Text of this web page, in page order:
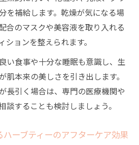
を補給します。乾燥が気になる場
合のマスクや美容液を取り入れる
ションを整えられます。
い食事や十分な睡眠も意識し、生
肌本来の美しさを引き出します。
長引く場合は、専門の医療機関や
談することも検討しましょう。
ーブティーのアフターケア効果